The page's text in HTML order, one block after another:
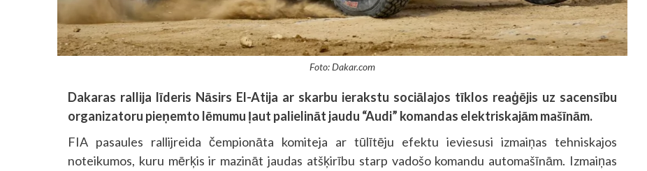
Foto: Dakar.com
Dakaras rallija līderis Nāsirs El-Atija ar skarbu ierakstu sociālajos tīklos reaģējis uz sacensību
organizatoru pieņemto lēmumu ļaut palielināt jaudu “Audi” komandas elektriskajām mašīnām.
FIA pasaules rallijreida čempionāta komiteja ar tūlītēju efektu ieviesusi izmaiņas tehniskajos
noteikumos, kuru mērķis ir mazināt jaudas atšķirību starp vadošo komandu automašīnām. Izmaiņas